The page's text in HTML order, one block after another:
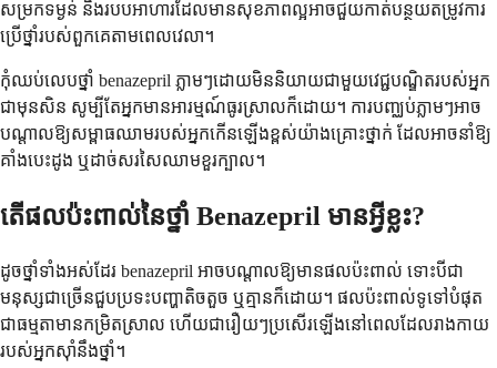
សម្រកទម្ងន់ និងរបបអាហារដែលមានសុខភាពល្អអាចជួយកាត់បន្ថយតម្រូវការ
ប្រើថ្នាំរបស់ពួកគេតាមពេលវេលា។
កុំឈប់លេបថ្នាំ benazepril ភ្លាមៗដោយមិននិយាយជាមួយវេជ្ជបណ្ឌិតរបស់អ្នក
ជាមុនសិន សូម្បីតែអ្នកមានអារម្មណ៍ធូរស្រាលក៏ដោយ។ ការបញ្ឈប់ភ្លាមៗអាច
បណ្តាលឱ្យសម្ពាធឈាមរបស់អ្នកកើនឡើងខ្ពស់យ៉ាងគ្រោះថ្នាក់ ដែលអាចនាំឱ្យ
គាំងបេះដូង ឬដាច់សរសៃឈាមខួរក្បាល។
តើផលប៉ះពាល់នៃថ្នាំ Benazepril មានអ្វីខ្លះ?
ដូចថ្នាំទាំងអស់ដែរ benazepril អាចបណ្តាលឱ្យមានផលប៉ះពាល់ ទោះបីជា
មនុស្សជាច្រើនជួបប្រទះបញ្ហាតិចតួច ឬគ្មានក៏ដោយ។ ផលប៉ះពាល់ទូទៅបំផុត
ជាធម្មតាមានកម្រិតស្រាល ហើយជារឿយៗប្រសើរឡើងនៅពេលដែលរាងកាយ
របស់អ្នកស៊ាំនឹងថ្នាំ។